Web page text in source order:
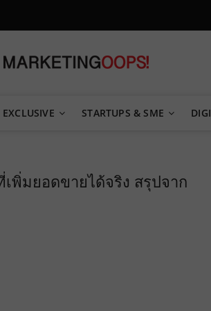
EXCLUSIVE STARTUPS & SME
พิ่มยอดขายได้จริง สรุปจาก